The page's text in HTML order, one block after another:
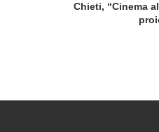
Chieti, “Cinema